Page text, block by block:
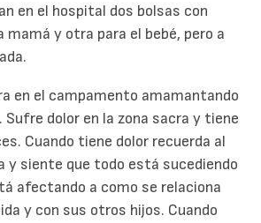
en el hospital dos bolsas con
mamá y otra para el bebé, pero a
en el campamento amamantando
Sufre dolor en la zona sacra y tiene
Cuando tiene dolor recuerda al
y siente que todo está sucediendo
afectando a como se relaciona
y con sus otros hijos. Cuando